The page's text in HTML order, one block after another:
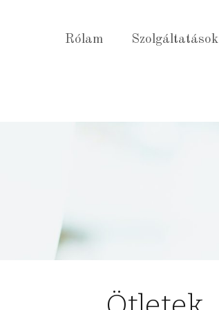
Rólam Szolgáltatások